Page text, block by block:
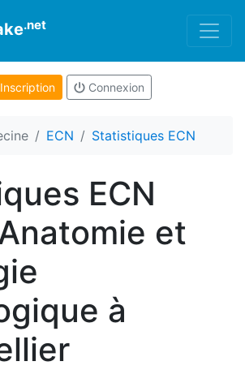
.net
Connexion
ECN Statistiques ECN
ECN
et
à